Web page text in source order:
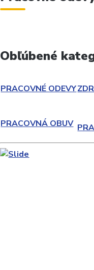
Obľúbené
PRACOVNÉ ODEVY
PRACOVNÁ OBUV